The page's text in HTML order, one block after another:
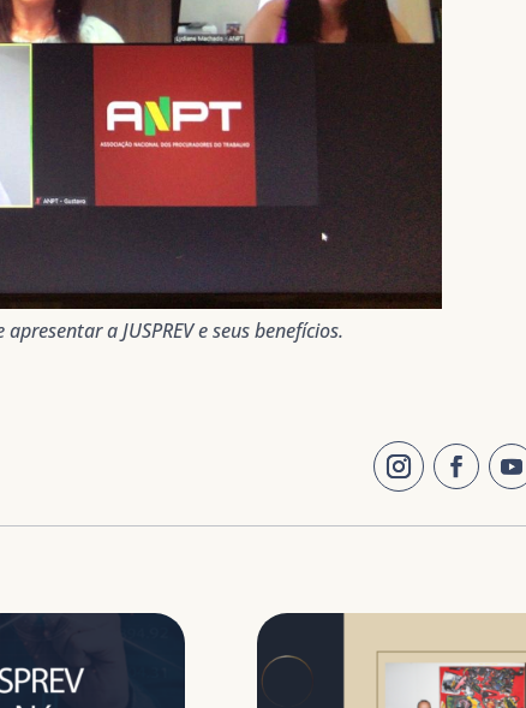
a JUSPREV e seus benefícios.